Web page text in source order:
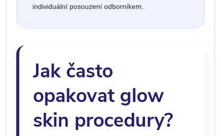
individuální posouzení odborníkem.
Jak často
opakovat glow
skin procedury?